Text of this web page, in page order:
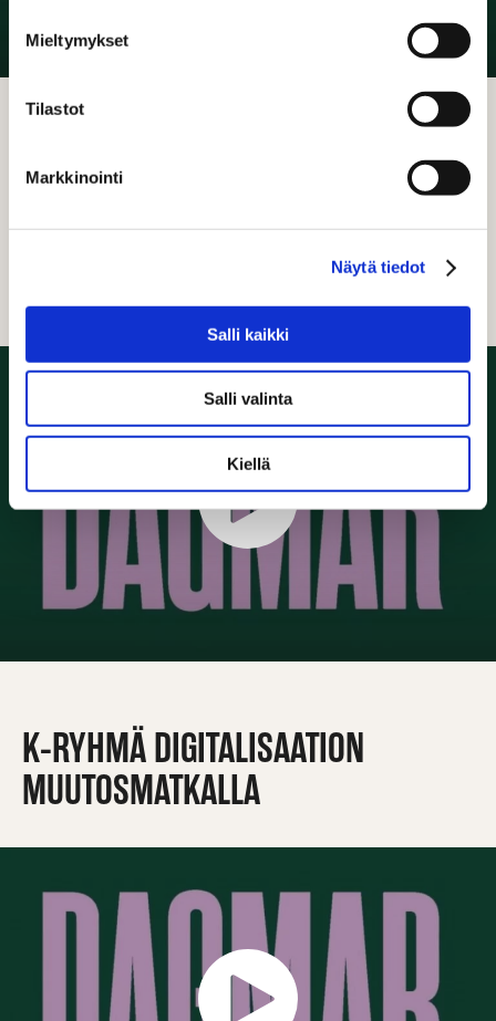
Mieltymykset
Tilastot
Markkinointi
Näytä tiedot
Salli kaikki
Salli valinta
Kiellä
NUOTIOPIIRI: MARKKINOINTI X- JA
K-RYHMÄ DIGITALISAATION
MUUTOSMATKALLA